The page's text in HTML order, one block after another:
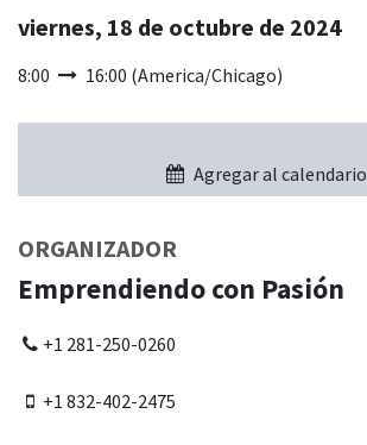
viernes, 18 de octubre de 2024
8:00 16:00 (America/Chicago)
Agregar al calendario
ORGANIZADOR
Emprendiendo con Pasión
+1 281-250-0260
+1 832-402-2475